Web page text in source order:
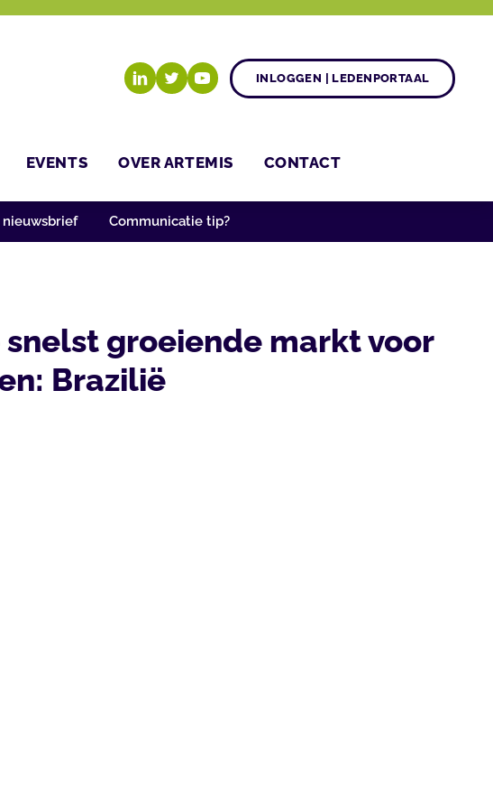
EVENTS OVER ARTEMIS CONTACT
INLOGGEN | LEDENPORTAAL
Communicatie tip?
groeiende markt voor
Brazilië